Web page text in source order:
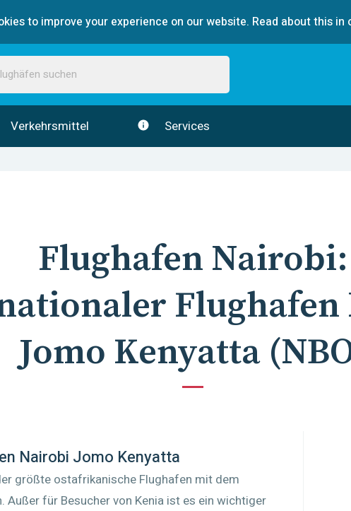
to improve your experience on our website. Read about this in
Verkehrsmittel Services
Flughafen Nairobi:
Jomo Kenyatta(
Nairobi Jomo Kenyatta
größte ostafrikanische Flughafen mit dem
für Besucher von Kenia ist es ein wichtiger